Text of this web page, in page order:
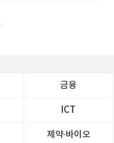
금융
ICT
제약∙바이오